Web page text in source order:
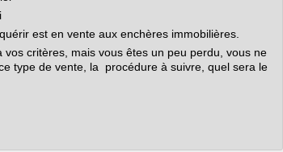
est en vente aux enchères immobilières.
critères, mais vous êtes un peu perdu, vous ne
type de vente, la procédure à suivre, quel sera le